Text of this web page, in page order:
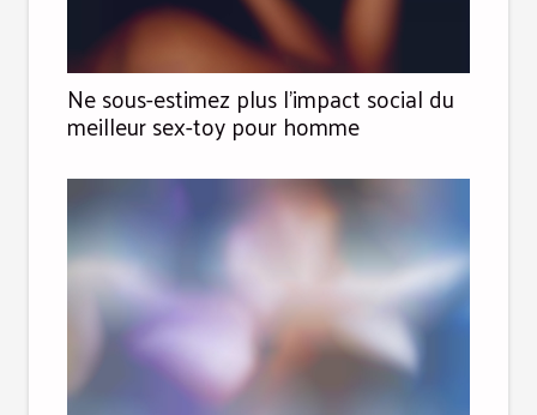
Ne sous-estimez plus l’impact social du
meilleur sex-toy pour homme